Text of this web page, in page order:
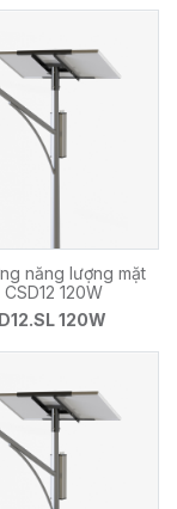
năng lượng mặt
120W
120W